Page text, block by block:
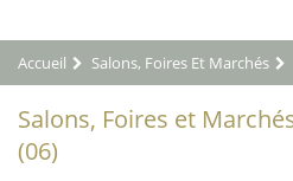
Accueil Salons, Foires Et Marchés
Salons, Foires et
(06)